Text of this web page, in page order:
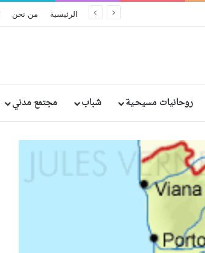
الرئيسية من نحن
روحانيات مسيحـية شباب مجتمع مدني